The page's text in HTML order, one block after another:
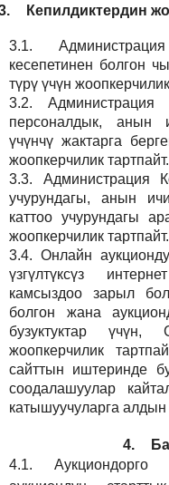
Кепилдиктердин
3.1.
кесепетинен болгон
түрү үчүн
3.2. Администрация
персоналдык, анын
үчүнчү жактарга
жоопкерчилик тартпайт.
3.3. Администрация
учурундагы, анын
каттоо учурундагы
жоопкерчилик тартпайт.
3.4.Онлайн
үзгүлтүксүз
камсыздоозарыл
болгон жана
бузуктуктар үчүн,
жоопкерчилик
сайттын иштеринде
соодалашуулар
катышуучуларга
4.
4.1.